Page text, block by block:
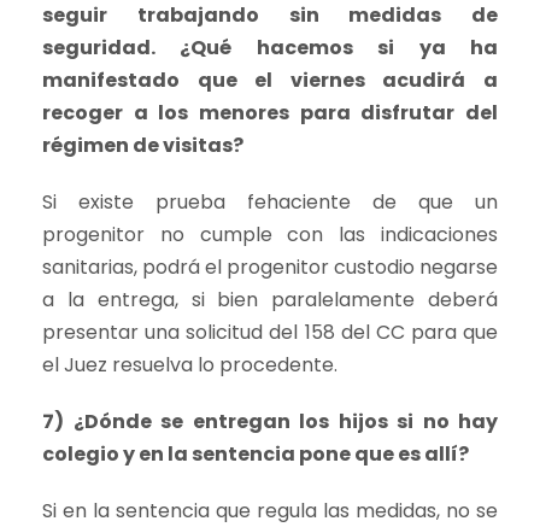
seguir trabajando sin medidas de
seguridad. ¿Qué hacemos si ya ha
manifestado que el viernes acudirá a
recoger a los menores para disfrutar del
régimen de visitas?
Si existe prueba fehaciente de que un
progenitor no cumple con las indicaciones
sanitarias, podrá el progenitor custodio negarse
a la entrega, si bien paralelamente deberá
presentar una solicitud del 158 del CC para que
el Juez resuelva lo procedente.
7) ¿Dónde se entregan los hijos si no hay
colegio y en la sentencia pone que es allí?
Si en la sentencia que regula las medidas, no se